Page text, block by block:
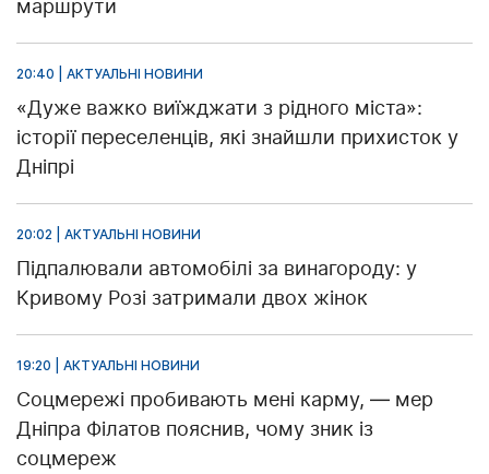
маршрути
20:40 | АКТУАЛЬНІ НОВИНИ
«Дуже важко виїжджати з рідного міста»:
історії переселенців, які знайшли прихисток у
Дніпрі
20:02 | АКТУАЛЬНІ НОВИНИ
Підпалювали автомобілі за винагороду: у
Кривому Розі затримали двох жінок
19:20 | АКТУАЛЬНІ НОВИНИ
Соцмережі пробивають мені карму, — мер
Дніпра Філатов пояснив, чому зник із
соцмереж